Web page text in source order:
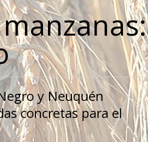
y Neuquén
concretas para el